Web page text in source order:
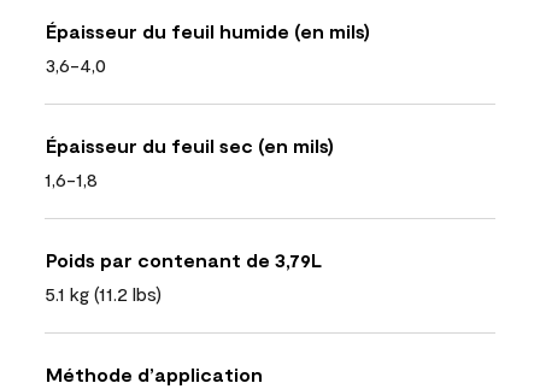
Épaisseur du feuil humide (en mils)
3,6-4,0
Épaisseur du feuil sec (en mils)
1,6-1,8
Poids par contenant de 3,79L
5.1 kg (11.2 lbs)
Méthode d’application